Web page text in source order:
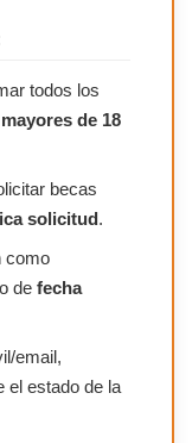
todos los
de 18
becas
solicitud.
como
de fecha
email,
el estado de la